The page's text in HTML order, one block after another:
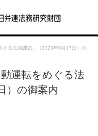
ぐる法的課題」（2023年6月17日）の
運転をめぐる法
）の御案内